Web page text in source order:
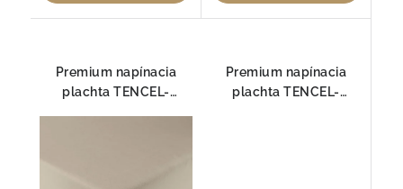
Premium napínacia
plachta TENCEL-
Premium napínacia
plachta TENCEL-